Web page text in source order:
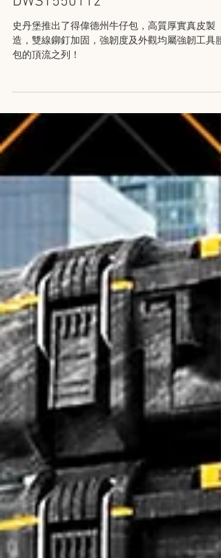
腰包，防刺穿工具腰袋。
得偉德州牛仔包
DWST550112
造，雙線鉚釘加固，強韌度及外觀均屬強韌工具腰